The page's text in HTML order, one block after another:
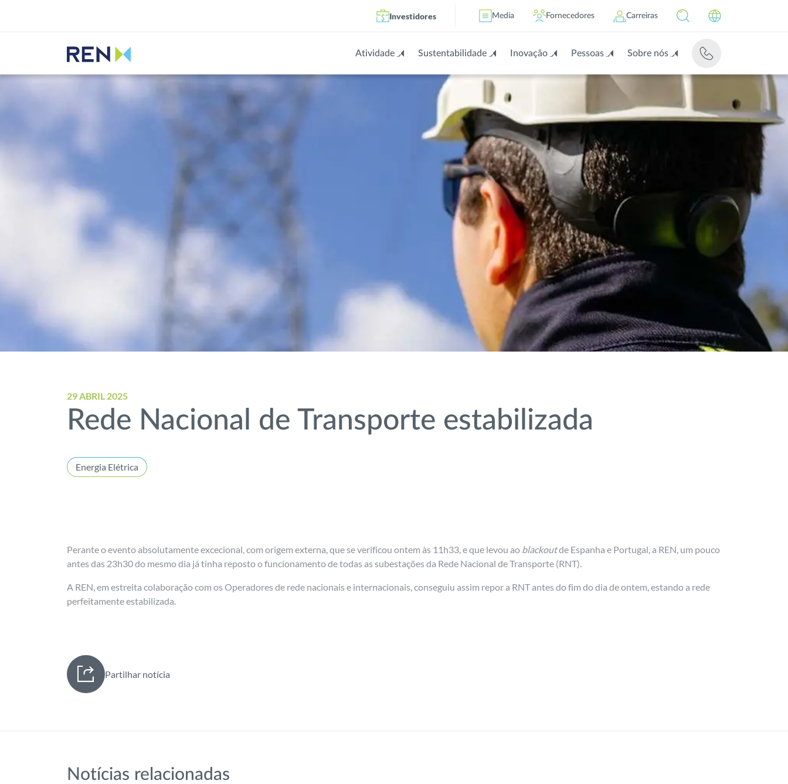
Investidores Media Fornecedores Carreiras
Atividade Sustentabilidade Inovação Pessoas Sobre nós
29 ABRIL 2025
Rede Nacional de Transporte estabilizada
Energia Elétrica
Perante o evento absolutamente excecional, com origem externa, que se verificou ontem às 11h33, e que levou ao blackoutde Espanha e Portugal, a REN, um pouco
antes das 23h30 do mesmo dia já tinha reposto o funcionamento de todas as subestações da Rede Nacional de Transporte (RNT).
A REN, em estreita colaboração com os Operadores de rede nacionais e internacionais, conseguiu assim repor a RNT antes do fim do dia de ontem, estando a rede
perfeitamente estabilizada.
Partilhar notícia
Notícias relacionadas